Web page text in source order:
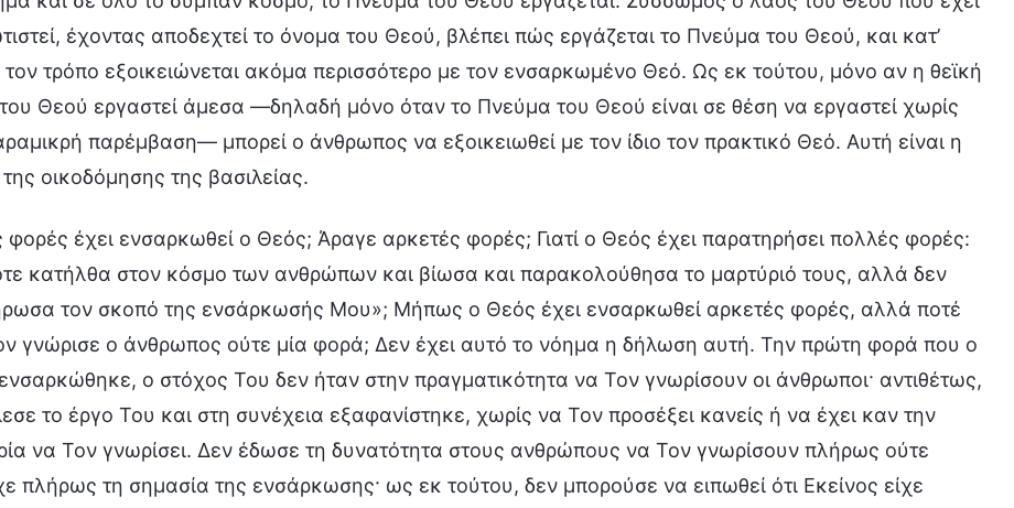
έχοντας αποδεχτεί το όνομα του Θεού, βλέπει πώς εργάζεται το Πνεύμα του Θεού, και κατ’
τον τρόπο εξοικειώνεται ακόμα περισσότερο με τον ενσαρκωμένο Θεό. Ως εκ τούτου, μόνο αν η θεϊκή
Θεού εργαστεί άμεσα —δηλαδή μόνο όταν το Πνεύμα του Θεού είναι σε θέση να εργαστεί χωρίς
παρέμβαση— μπορεί ο άνθρωπος να εξοικειωθεί με τον ίδιο τον πρακτικό Θεό. Αυτή είναι η
οικοδόμησης της βασιλείας.
φορές έχει ενσαρκωθεί ο Θεός; Άραγε αρκετές φορές; Γιατί ο Θεός έχει παρατηρήσει πολλές φορές:
κατήλθα στον κόσμο των ανθρώπων και βίωσα και παρακολούθησα το μαρτύριό τους, αλλά δεν
τον σκοπό της ενσάρκωσής Μου»; Μήπως ο Θεός έχει ενσαρκωθεί αρκετές φορές, αλλά ποτέ
γνώρισε ο άνθρωπος ούτε μία φορά; Δεν έχει αυτό το νόημα η δήλωση αυτή. Την πρώτη φορά που ο
ο στόχος Του δεν ήταν στην πραγματικότητα να Τον γνωρίσουν οι άνθρωποι· αντιθέτως,
το έργο Του και στη συνέχεια εξαφανίστηκε, χωρίς να Τον προσέξει κανείς ή να έχει καν την
να Τον γνωρίσει. Δεν έδωσε τη δυνατότητα στους ανθρώπους να Τον γνωρίσουν πλήρως ούτε
πλήρως τη σημασία της ενσάρκωσης· ως εκ τούτου, δεν μπορούσε να ειπωθεί ότι Εκείνος είχε